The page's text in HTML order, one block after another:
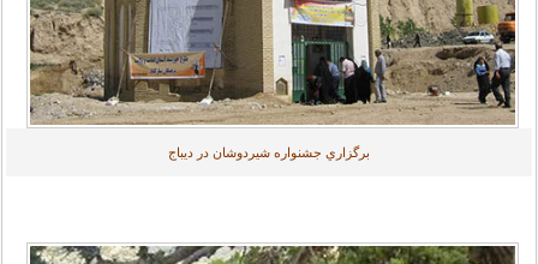
برگزاري جشنواره شيردوشان در ديباج